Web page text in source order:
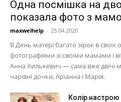
Одна посмішка на
показала фото з
maxwelhelp - 25.04.2020
В День матері багато зірок в своїх
фотографіями зі своїми мамами і
Анна Хилькевич — сама вже двічі
чарівні дочки, Аріанна і Марія.
Колір настрою